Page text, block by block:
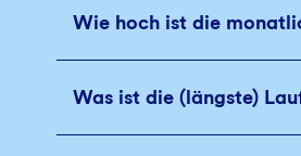
Wie hoch ist die
Was ist die (längste)